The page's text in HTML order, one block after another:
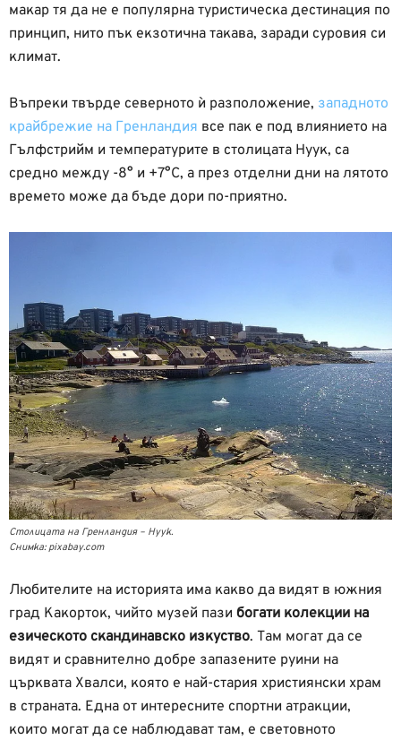
макар тя да не е популярна туристическа дестинация по
принцип, нито пък екзотична такава, заради суровия си
климат.
Въпреки твърде северното ѝ разположение, западното
крайбрежие на Гренландия все пак е под влиянието на
Гълфстрийм и температурите в столицата Нуук, са
средно между -8° и +7°С, а през отделни дни на лятото
времето може да бъде дори по-приятно.
Столицата на Гренландия – Нуук.
Снимка: pixabay.com
Любителите на историята има какво да видят в южния
град Какорток, чийто музей пази богати колекции на
езическото скандинавско изкуство. Там могат да се
видят и сравнително добре запазените руини на
църквата Хвалси, която е най-стария християнски храм
в страната. Една от интересните спортни атракции,
които могат да се наблюдават там, е световното